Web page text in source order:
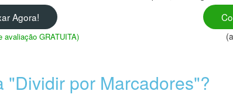
Agora!
avaliação GRATUITA)
"Dividir por Marcadores"?